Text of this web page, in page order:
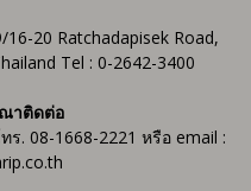
20 Ratchadapisek Road,
Tel : 0-2642-3400
าติดต่อ
08-1668-2221 หรือ email :